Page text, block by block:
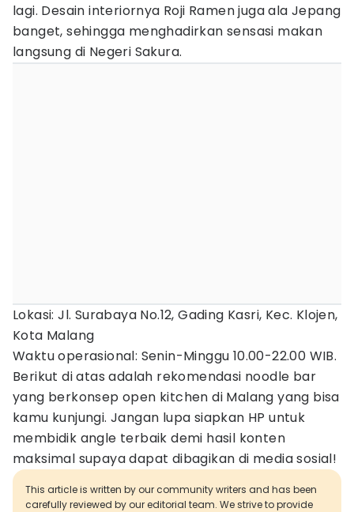
lagi. Desain interiornya Roji Ramen juga ala Jepang
banget, sehingga menghadirkan sensasi makan
langsung di Negeri Sakura.
Lokasi: Jl. Surabaya No.12, Gading Kasri, Kec. Klojen,
Kota Malang
Waktu operasional: Senin-Minggu 10.00-22.00 WIB.
Berikut di atas adalah rekomendasi noodle bar
yang berkonsep open kitchen di Malang yang bisa
kamu kunjungi. Jangan lupa siapkan HP untuk
membidik angle terbaik demi hasil konten
maksimal supaya dapat dibagikan di media sosial!
This article is written by our community writers and has been
carefully reviewed by our editorial team. We strive to provide